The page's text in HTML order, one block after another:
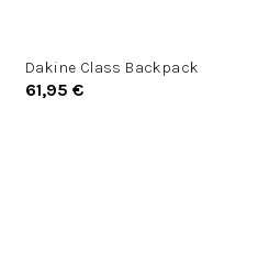
Dakine Class Backpack
61,95 €